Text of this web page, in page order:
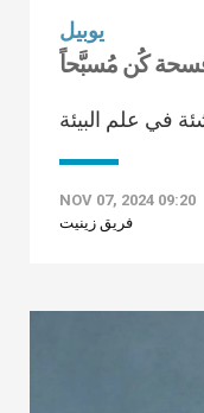
يوبيل
في علم البيئة
NOV 07, 2024 09:20
فريق زينيت